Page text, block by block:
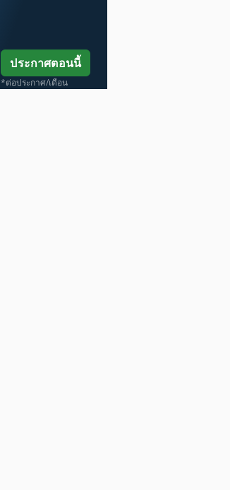
ประกาศตอนนี้
*ต่อประกาศ/เดือน